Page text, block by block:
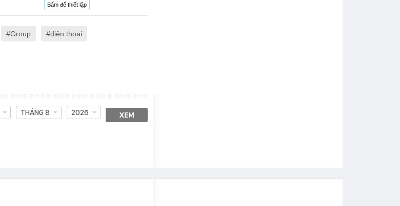
Bấm để thiết lập
Group điện thoại
THÁNG 8 2026 XEM